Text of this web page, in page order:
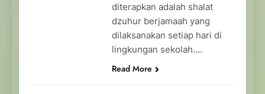
diterapkan adalah shalat
dzuhur berjamaah yang
dilaksanakan setiap hari di
lingkungan sekolah….
Read More